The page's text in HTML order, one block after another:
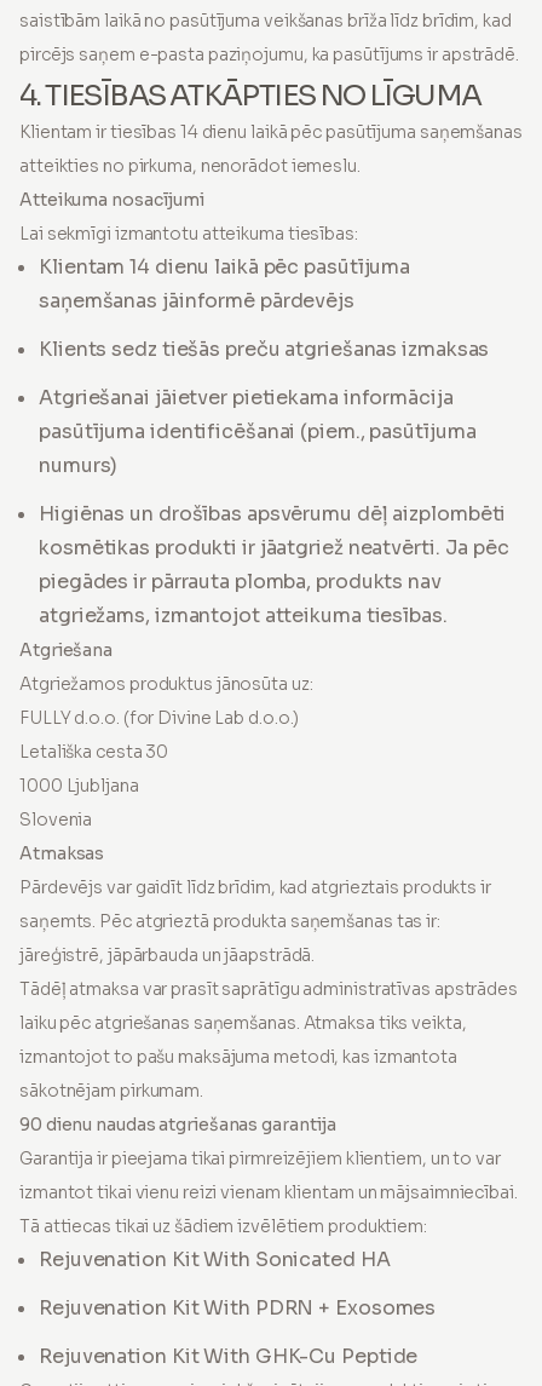
saistībām laikā no pasūtījuma veikšanas brīža līdz brīdim, kad
pircējs saņem e-pasta paziņojumu, ka pasūtījums ir apstrādē.
4. TIESĪBAS ATKĀPTIES NO LĪGUMA
Klientam ir tiesības 14 dienu laikā pēc pasūtījuma saņemšanas
atteikties no pirkuma, nenorādot iemeslu.
Atteikuma nosacījumi
Lai sekmīgi izmantotu atteikuma tiesības:
Klientam 14 dienu laikā pēc pasūtījuma
saņemšanas jāinformē pārdevējs
Klients sedz tiešās preču atgriešanas izmaksas
Atgriešanai jāietver pietiekama informācija
pasūtījuma identificēšanai (piem., pasūtījuma
numurs)
Higiēnas un drošības apsvērumu dēļ aizplombēti
kosmētikas produkti ir jāatgriež neatvērti. Ja pēc
piegādes ir pārrauta plomba, produkts nav
atgriežams, izmantojot atteikuma tiesības.
Atgriešana
Atgriežamos produktus jānosūta uz:
FULLY d.o.o. (for Divine Lab d.o.o.)
Letališka cesta 30
1000 Ljubljana
Slovenia
Atmaksas
Pārdevējs var gaidīt līdz brīdim, kad atgrieztais produkts ir
saņemts. Pēc atgrieztā produkta saņemšanas tas ir:
jāreģistrē, jāpārbauda un jāapstrādā.
Tādēļ atmaksa var prasīt saprātīgu administratīvas apstrādes
laiku pēc atgriešanas saņemšanas. Atmaksa tiks veikta,
izmantojot to pašu maksājuma metodi, kas izmantota
sākotnējam pirkumam.
90 dienu naudas atgriešanas garantija
Garantija ir pieejama tikai pirmreizējiem klientiem, un to var
izmantot tikai vienu reizi vienam klientam un mājsaimniecībai.
Tā attiecas tikai uz šādiem izvēlētiem produktiem:
Rejuvenation Kit With Sonicated HA
Rejuvenation Kit With PDRN + Exosomes
Rejuvenation Kit With GHK-Cu Peptide